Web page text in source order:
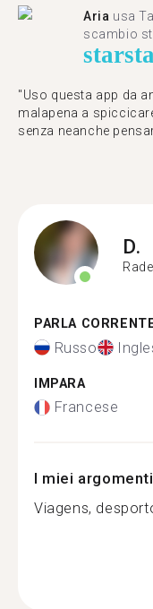
Aria usa
scambio
star
"Uso questa app da
malapena a
senza neanche
D.
PARLA
Russo
IMPARA
Francese
I miei
Viagens,